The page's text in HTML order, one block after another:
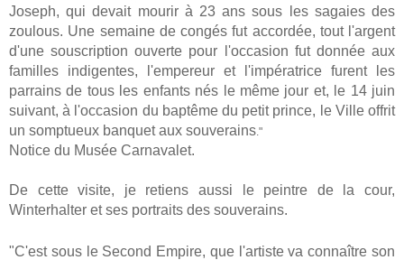
Joseph, qui devait mourir à 23 ans sous les sagaies des
zoulous. Une semaine de congés fut accordée, tout l'argent
d'une souscription ouverte pour l'occasion fut donnée aux
familles indigentes, l'empereur et l'impératrice furent les
parrains de tous les enfants nés le même jour et, le 14 juin
suivant, à l'occasion du baptême du petit prince, le Ville offrit
un somptueux banquet aux souverains."
Notice du Musée Carnavalet.
De cette visite, je retiens aussi le peintre de la cour,
Winterhalter et ses portraits des souverains.
"C'est sous le Second Empire, que l'artiste va connaître son